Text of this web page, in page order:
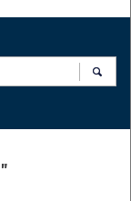
"